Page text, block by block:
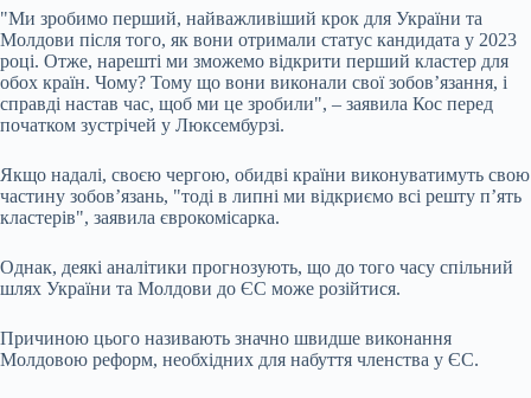
"Ми зробимо перший, найважливіший крок для України та
Молдови після того, як вони отримали статус кандидата у 2023
році. Отже, нарешті ми зможемо відкрити перший кластер для
обох країн. Чому? Тому що вони виконали свої зобов’язання, і
справді настав час, щоб ми це зробили", – заявила Кос перед
початком зустрічей у Люксембурзі.
Якщо надалі, своєю чергою, обидві країни виконуватимуть свою
частину зобов’язань, "тоді в липні ми відкриємо всі решту п’ять
кластерів", заявила єврокомісарка.
Однак, деякі аналітики прогнозують, що до того часу спільний
шлях України та Молдови до ЄС може розійтися.
Причиною цього називають значно швидше виконання
Молдовою реформ, необхідних для набуття членства у ЄС.